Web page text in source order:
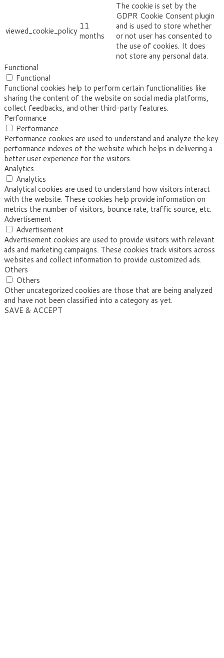
viewed_cookie_policy 11
months
The cookie is set by the
GDPR Cookie Consent plugin
and is used to store whether
or not user has consented to
the use of cookies. It does
not store any personal data.
Functional
Functional
Functional cookies help to perform certain functionalities like
sharing the content of the website on social media platforms,
collect feedbacks, and other third-party features.
Performance
Performance
Performance cookies are used to understand and analyze the key
performance indexes of the website which helps in delivering a
better user experience for the visitors.
Analytics
Analytics
Analytical cookies are used to understand how visitors interact
with the website. These cookies help provide information on
metrics the number of visitors, bounce rate, traffic source, etc.
Advertisement
Advertisement
Advertisement cookies are used to provide visitors with relevant
ads and marketing campaigns. These cookies track visitors across
websites and collect information to provide customized ads.
Others
Others
Other uncategorized cookies are those that are being analyzed
and have not been classified into a category as yet.
SAVE & ACCEPT